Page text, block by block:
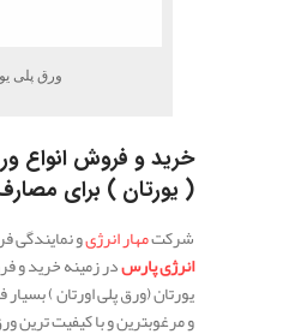
ورق پلی
خرید و فروش انواع
( یورتان ) برای
شرکتمهار انرژیو
انرژی پارسدر زمینه خرید و
یورتان (ورق پلی اورتان )
و مرغوبترین و با کیفیت ترین